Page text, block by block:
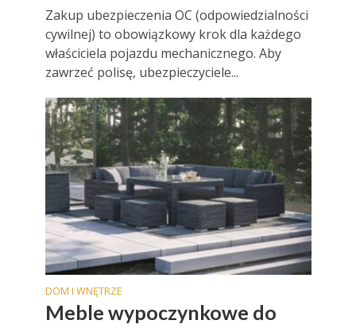
Zakup ubezpieczenia OC (odpowiedzialności
cywilnej) to obowiązkowy krok dla każdego
właściciela pojazdu mechanicznego. Aby
zawrzeć polisę, ubezpieczyciele...
DOM I WNĘTRZE
Meble wypoczynkowe do